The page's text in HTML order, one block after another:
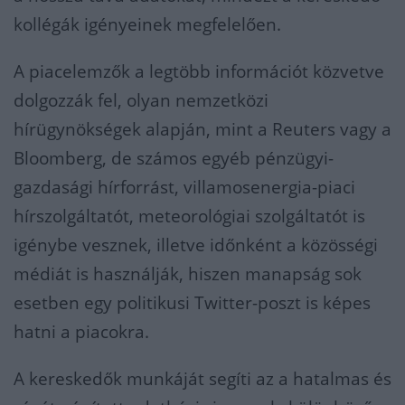
kollégák igényeinek megfelelően.
A piacelemzők a legtöbb információt közvetve
dolgozzák fel, olyan nemzetközi
hírügynökségek alapján, mint a Reuters vagy a
Bloomberg, de számos egyéb pénzügyi-
gazdasági hírforrást, villamosenergia-piaci
hírszolgáltatót, meteorológiai szolgáltatót is
igénybe vesznek, illetve időnként a közösségi
médiát is használják, hiszen manapság sok
esetben egy politikusi Twitter-poszt is képes
hatni a piacokra.
A kereskedők munkáját segíti az a hatalmas és